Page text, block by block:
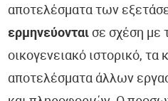
αποτελέσματα των
ερμηνεύονταισε σχέση με
οικογενειακό ιστορικό, τα
αποτελέσματα άλλων